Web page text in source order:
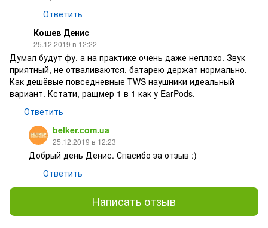
Ответить
Кошев Денис
25.12.2019 в 12:22
Думал будут фу, а на практике очень даже неплохо. Звук
приятный, не отваливаются, батарею держат нормально.
Как дешёвые повседневные TWS наушники идеальный
вариант. Кстати, ращмер 1 в 1 как у EarPods.
Ответить
belker.com.ua
25.12.2019 в 12:23
Добрый день Денис. Спасибо за отзыв :)
Ответить
Написать отзыв